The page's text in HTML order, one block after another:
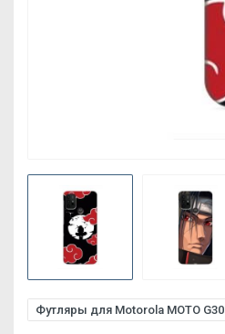
Футляры для Motorola MOTO G30